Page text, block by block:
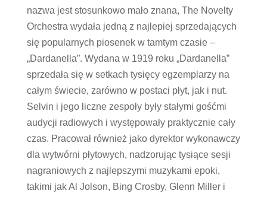
nazwa jest stosunkowo mało znana, The Novelty
Orchestra wydała jedną z najlepiej sprzedających
się popularnych piosenek w tamtym czasie –
„Dardanella”. Wydana w 1919 roku „Dardanella”
sprzedała się w setkach tysięcy egzemplarzy na
całym świecie, zarówno w postaci płyt, jak i nut.
Selvin i jego liczne zespoły były stałymi gośćmi
audycji radiowych i występowały praktycznie cały
czas. Pracował również jako dyrektor wykonawczy
dla wytwórni płytowych, nadzorując tysiące sesji
nagraniowych z najlepszymi muzykami epoki,
takimi jak Al Jolson, Bing Crosby, Glenn Miller i